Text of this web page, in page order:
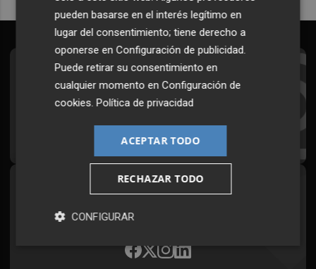
Suscríbete al Boletín
Todos los días a primera hora en tu email
Síguenos en redes
Plaza Podcast, desde cualquier medio
pueden basarse en el interés legítimo en
lugar del consentimiento; tiene derecho a
oponerse enConfiguración de publicidad.
Puede retirar su consentimiento en
cualquier momento enConfiguración de
cookies.Política de privacidad
ACEPTAR TODO
RECHAZAR TODO
CONFIGURAR